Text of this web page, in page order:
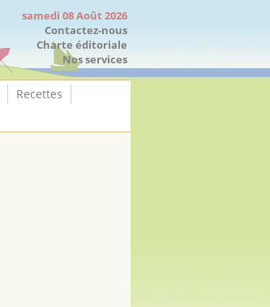
samedi 08 Août 2026
Contactez-nous
Charte éditoriale
Nos services
Recettes